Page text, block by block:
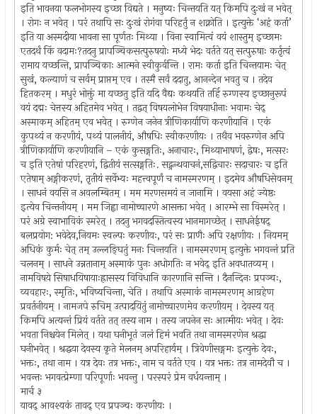
इति भावनया फलभोगस्य इच्छा विद्यते । मनुष्यः चिन्तयति यत् किमपि दुःखं न भवेत्
। रोगः न भवेत् । परं तथापि सः दुःखं रोगंवा परिहर्तुं न शक्नोति । इत्युक्ते ‘अहं कर्ता’
इति या अस्मदीया भावना सा पूर्णतः मिथ्या । विना स्वामित्वं वयं शास्तुम् इच्छामः
एतदर्थं किं वदामः?तदनु प्रापञ्चिकसत्पुरुषयोः मध्ये भेदः वर्तते यत् सत्पुरुषाः कर्तृत्वं
रामाय यच्छन्ति, प्रापञ्चिकाः आत्मने स्वीकुर्वन्ति । रामः कर्ता इति चिन्तयामः चेत्
सुखं, कल्याणं च सर्वम् प्राप्तम् एव । तस्मै सर्वं ददातु, आनन्देन भवतु च । तदेव
हितकरम् । मधुरं भोक्तुं मा यच्छतु इति यदि वैद्यः कथयति तर्हि रुग्णस्य इच्छानुरूपं
वयं दद्मः चेत्तस्य अहितमेव भवेत् । तद्वत् विषयलोभेन विषयाधीनाः भवामः चेद्
अस्माकम् अहितम् एव भवेत् । रुग्णेन जनेन त्रीणिकार्याणि करणीयानि । एकं
कुपथ्यं न करणीयं, पथ्यं पालनीयं, औषधिः स्वीकरणीयः । तथैव भवरुग्णेन अपि
त्रीणिकार्याणि करणीयानि – एकं कुसङ्गतिः, अनाचारः, मिथ्याभाषणं, द्वेषः, मत्सरः
च इति एतेषां परिहरणं, द्वितीयं सत्सङ्गतिः. सद्ग्रन्थवाचनं,सद्विचारः सदाचारः च इति
एतेषाम् अङ्गीकरणं, तृतीयं सर्वेभ्यः महत्त्वपूर्णं च नामस्मरणम् । इदमेव औषधिसेवनम्
। साधनं वयसि न अवलम्बितम् । मम मरणसमयं न जानामि । वयसा अहं ज्येष्ठः
इत्येव चिन्तनीयम् । मम जिह्वा नामोच्चारणे आसक्ता भवेत् । आरम्भे सा विस्मरेत् ।
परं अग्रे स्वाभाविकं स्मरेत् । तदनु भगवदस्तित्वस्य भानमागच्छेत् । साधनेईषद्
बलप्रयोग: भवेदेव,नियमः स्वल्पः करणीयः, परं सः प्राणैः अपि रक्षणीयः । नियमम्
अधिकं कुर्मः चेत् तम् उल्लङ्घितुं मनः चिन्तयति । नामस्मरणम् इत्युक्ते भगवन्तं प्रति
चलनम् । साधने उन्नतानाम् अस्माकं पुनः अधोगतिः न भवेद् इति अवधातव्यम् ।
नामविषय़े सिषाधयिषायाःह्रासस्य विविधानि कारणानि सन्ति । दैनन्दिनः प्रपञ्चः,
व्यवहारः, स्मृतिः, भविष्यचिन्ता, चेति । तथापि अस्माकं नामस्मरणम् आग्रहेण
प्रवर्तनीयम् । नामजपे रुचिम् उत्पादयितुं नामोच्चारणमेव करणीयम् । देवस्य यत्
किमपि अत्यन्तं प्रियं वर्तते तत् तस्य नाम । तस्य जपनेन सः आत्मीयः भवेत् । देवः
भवता निश्चयेन मिलेत् । यथा घनीभूतं जलं हिमं भवति तथा नामस्मरणेन श्रद्धा
घनीभवेत् । श्रद्धया देवस्य कृते मेलनम् अपरिहार्यम् । त्रिवेणीसङ्गमः इत्युक्ते देवः,
भक्तः, तथा नाम । यत्र देवः तत्र भक्तः, नाम च वर्तते एव । यत्र भक्तः तत्र नामदेवौ च ।
भवन्तः भगवत्प्रेम्णा परिपूर्णाः भवन्तु । परस्परं प्रेम वर्धयन्ताम् ।
मार्च ३
यावद् आवश्यकं तावद् एव प्रपञ्चः करणीयः ।